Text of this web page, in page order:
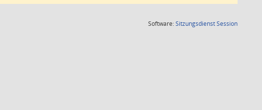
Software:SitzungsdienstSession(Wird in